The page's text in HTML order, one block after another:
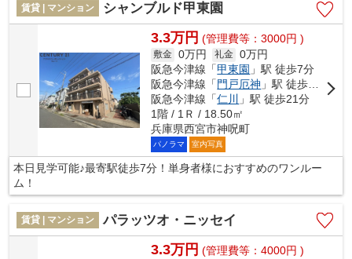
賃貸 | マンション シャンブルド甲東園
3.3万円 (管理費等：3000円 )
敷金 0万円 礼金 0万円
阪急今津線「甲東園 」駅 徒歩7分
阪急今津線「 門戸厄神 」駅 徒歩8分
阪急今津線「仁川
」駅 徒歩21分
1階 / 1Ｒ / 18.50㎡
兵庫県西宮市神呪町
パノラマ 室内写真
本日見学可能♪最寄駅徒歩7分！単身者様におすすめのワンルー
ム！
賃貸 | マンション パラッツオ・ニッセイ
3.3万円 (管理費等：4000円 )